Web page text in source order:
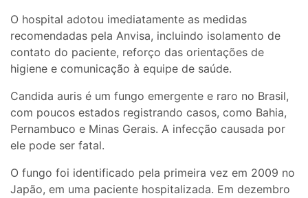
O hospital adotou imediatamente as medidas
recomendadas pela Anvisa, incluindo isolamento de
contato do paciente, reforço das orientações de
higiene e comunicação à equipe de saúde.
Candida auris é um fungo emergente e raro no Brasil,
com poucos estados registrando casos, como Bahia,
Pernambuco e Minas Gerais. A infecção causada por
ele pode ser fatal.
O fungo foi identificado pela primeira vez em 2009 no
Japão, em uma paciente hospitalizada. Em dezembro